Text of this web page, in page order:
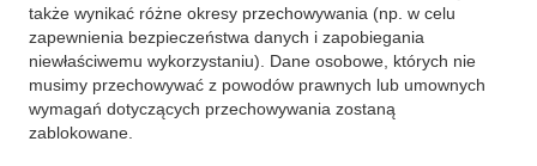
także wynikać różne okresy przechowywania (np. w celu
zapewnienia bezpieczeństwa danych i zapobiegania
niewłaściwemu wykorzystaniu). Dane osobowe, których nie
musimy przechowywać z powodów prawnych lub umownych
wymagań dotyczących przechowywania zostaną
zablokowane.